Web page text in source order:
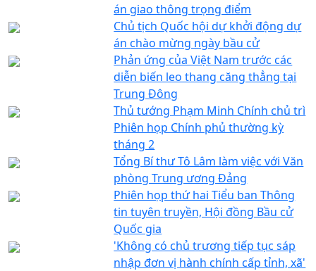
án giao thông trọng điểm
Chủ tịch Quốc hội dự khởi động dự
án chào mừng ngày bầu cử
Phản ứng của Việt Nam trước các
diễn biến leo thang căng thẳng tại
Trung Đông
Thủ tướng Phạm Minh Chính chủ trì
Phiên họp Chính phủ thường kỳ
tháng 2
Tổng Bí thư Tô Lâm làm việc với Văn
phòng Trung ương Đảng
Phiên họp thứ hai Tiểu ban Thông
tin tuyên truyền, Hội đồng Bầu cử
Quốc gia
'Không có chủ trương tiếp tục sáp
nhập đơn vị hành chính cấp tỉnh, xã'